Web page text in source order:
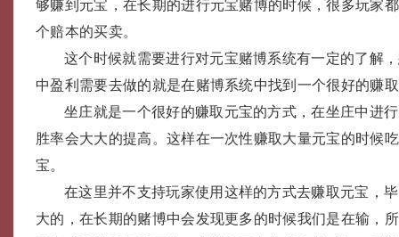
够赚到元宝，在长期的进行元宝赌博的时候，很多玩家
个赔本的买卖。
这个时候就需要进行对元宝赌博系统有一定的了解
中盈利需要去做的就是在赌博系统中找到一个很好的赚
坐庄就是一个很好的赚取元宝的方式，在坐庄中进
胜率会大大的提高。这样在一次性赚取大量元宝的时候
宝。
在这里并不支持玩家使用这样的方式去赚取元宝，
大的，在长期的赌博中会发现更多的时候我们是在输，